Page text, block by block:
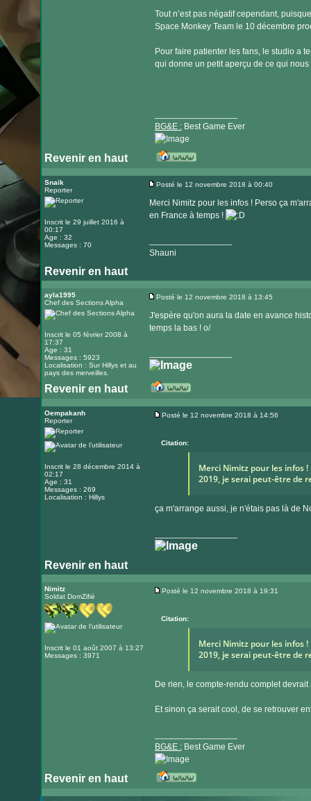
Tout n’est pas négatif cependant,
Space Monkey Team le 10 décembre
Pour faire patienter les fans, le studio a
qui donne un petit aperçu de ce qui
BG&E :Best Game Ever
Revenir en haut
le
internet
Snaik
Reporter
Inscrit le 29 juillet 2016 à
00:17
Age : 32
Messages : 70
Posté le 12 novembre 2018 à 00:40
Merci Nimitz pour les infos ! Perso ça
en France à temps !
Shauni
Revenir en haut
ayla1995
Chef des Sections Alpha
Inscrit le 05 février 2008 à
17:37
Age : 31
Messages : 5923
Localisation : Sur Hillys et au
pays des merveilles.
Posté le 12 novembre 2018 à 13:45
J'espère qu'on aura la date en avance
temps la bas ! o/
Revenir en haut
le
Oempakanh
Reporter
Inscrit le 28 décembre 2014 à
02:17
Age : 31
Messages : 269
Localisation : Hillys
Posté le 12 novembre 2018 à 14:56
Citation:
Merci Nimitz pour les infos
2019, je serai peut-être de
ça m'arrange aussi, je n'étais pas là de
Revenir en haut
Nimitz
Soldat DomZifié
Inscrit le 01 août 2007 à 13:27
Messages : 3971
Posté le 12 novembre 2018 à 19:31
Citation:
Merci Nimitz pour les infos
2019, je serai peut-être de
De rien, le compte-rendu complet
Et sinon ça serait cool, de se retrouver
BG&E :Best Game Ever
Revenir en haut